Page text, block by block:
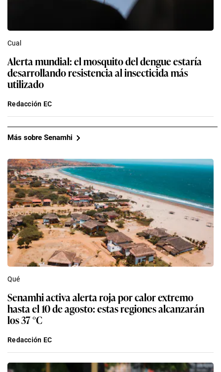
Cual
Alerta mundial: el mosquito del dengue estaría
desarrollando resistencia al insecticida más
utilizado
Redacción EC
Más sobre Senamhi
Qué
Senamhi activa alerta roja por calor extremo
hasta el 10 de agosto: estas regiones alcanzarán
los 37 °C
Redacción EC